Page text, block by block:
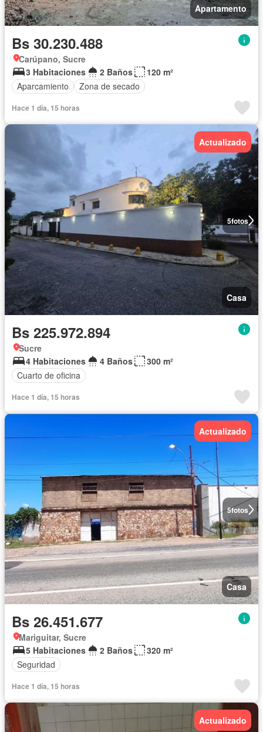
Apartamento
Bs 30.230.488
Carúpano, Sucre
3 Habitaciones
2 Baños
120 m²
Aparcamiento
Zona de secado
Hace 1 día, 15 horas
5fotos
Actualizado
Casa
Bs 225.972.894
Sucre
4 Habitaciones
4 Baños
300 m²
Cuarto de oficina
Hace 1 día, 15 horas
5fotos
Actualizado
Casa
Bs 26.451.677
Mariguitar, Sucre
5 Habitaciones
2 Baños
320 m²
Seguridad
Hace 1 día, 15 horas
Actualizado